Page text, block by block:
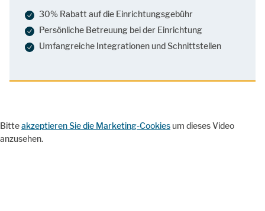
30% Rabatt auf die Einrichtungsgebühr
Persönliche Betreuung bei der Einrichtung
Umfangreiche Integrationen und Schnittstellen
Bitteakzeptieren Sie die Marketing-Cookies um dieses Video
anzusehen.